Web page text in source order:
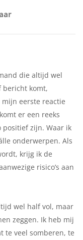
die altijd wel
bericht komt,
eerste reactie
er een reeks
zijn. Waar ik
onderwerpen. Als
krijg ik de
risico’s aan
wel half vol, maar
zeggen. Ik heb mij
te veel somberen, te